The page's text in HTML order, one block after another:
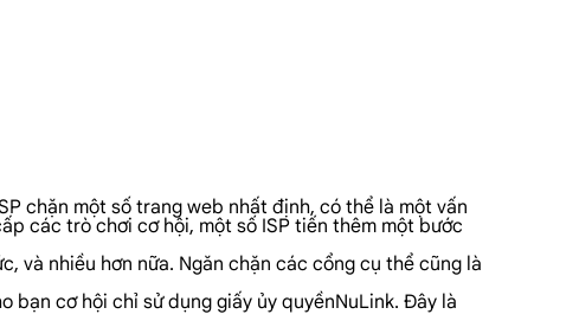
chặn một số trang web nhất định, có thể là một vấn
các trò chơi cơ hội, một số ISP tiến thêm một bước
và nhiều hơn nữa. Ngăn chặn các cổng cụ thể cũng là
bạn cơ hội chỉ sử dụng giấy ủy quyềnNuLink. Đây là